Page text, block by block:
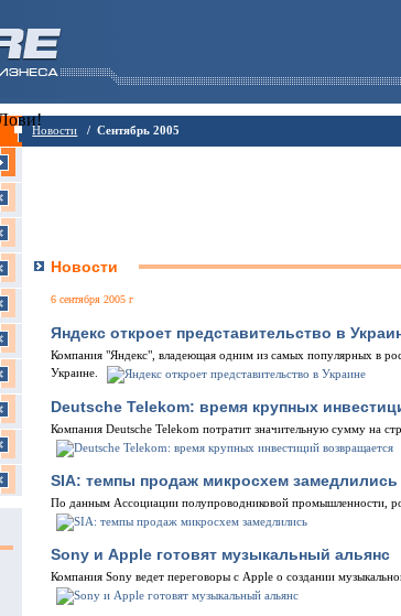
Новости / Сентябрь 2005
Новости
6 сентября 2005 г
Яндекс откроет представительство в
Компания "Яндекс", владеющая одним из самых популярных в
Украине.
Deutsche Telekom: время крупных
Компания Deutsche Telekom потратит значительную сумму на
SIA: темпы продаж микросхем замедлились
По данным Ассоциации полупроводниковой промышленности,
Sony и Apple готовят музыкальный альянс
Компания Sony ведет переговоры с Apple о создании